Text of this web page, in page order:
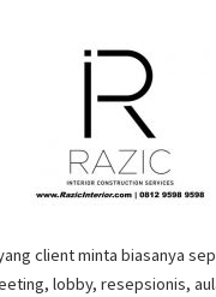
client minta biasanya
lobby, resepsionis,